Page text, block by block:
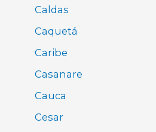
Caldas
Caquetá
Caribe
Casanare
Cauca
Cesar